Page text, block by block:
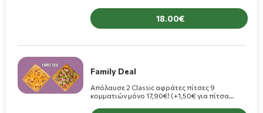
18.00
Family Deal
Απόλαυσε 2 Classic αφράτες πίτσες 9
κομματιών μόνο 17,90€! (+1,50€ για πίτσα